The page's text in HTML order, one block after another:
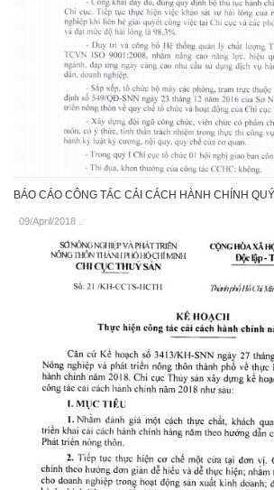
BÁO CÁO CÔNG TÁC CẢI CÁCH HÀNH CHÍNH
09/April/2018